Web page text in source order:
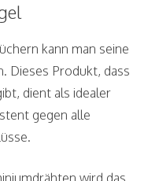
kann man seine
Dieses Produkt, dass
dient als idealer
gegen alle